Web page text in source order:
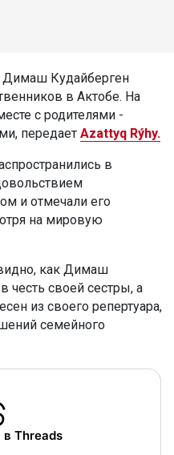
Димаш Кудайберген
в Актобе. На
с родителями -
передает Azattyq Rýhy.
в
и отмечали его
на мировую
как Димаш
честь своей сестры, а
из своего репертуара,
семейного
Threads